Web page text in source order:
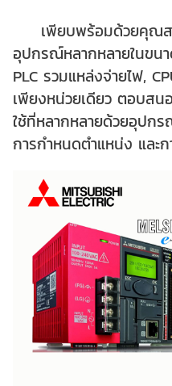
เพียบพร้อมด้วยคุณส
อุปกรณ์หลากหลายในขน
PLC รวมแหล่งจ่ายไฟ,
เพียงหน่วยเดียว ตอบสน
ใช้ที่หลากหลายด้วยอุปก
การกำหนดตำแหน่ง และ